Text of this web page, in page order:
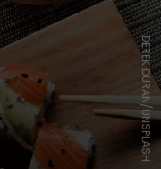
DEREK DURAN/UNSPLASH